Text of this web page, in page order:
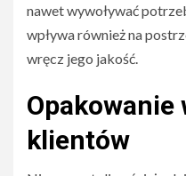
nawet wywoływać
wpływa również na
wręcz jego jakość.
Opakowanie
klientów